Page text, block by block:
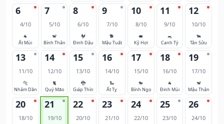
6
4/10
🐐
Ất Mùi
7
5/10
🐒
Bính Thân
8
6/10
🐓
Đinh Dậu
9
7/10
🐕
Mậu Tuất
10
8/10
🐖
Kỷ Hợi
11
9/10
🐀
Canh Tý
12
10/10
🐂
Tân Sửu
13
11/10
🐅
Nhâm Dần
14
12/10
🐈
Quý Mão
15
13/10
🐉
Giáp Thìn
16
14/10
🐍
Ất Tỵ
17
15/10
🐎
Bính Ngọ
18
16/10
🐐
Đinh Mùi
19
17/10
🐒
Mậu Thân
20
18/10
21
19/10
22
20/10
23
21/10
24
22/10
25
23/10
26
24/10